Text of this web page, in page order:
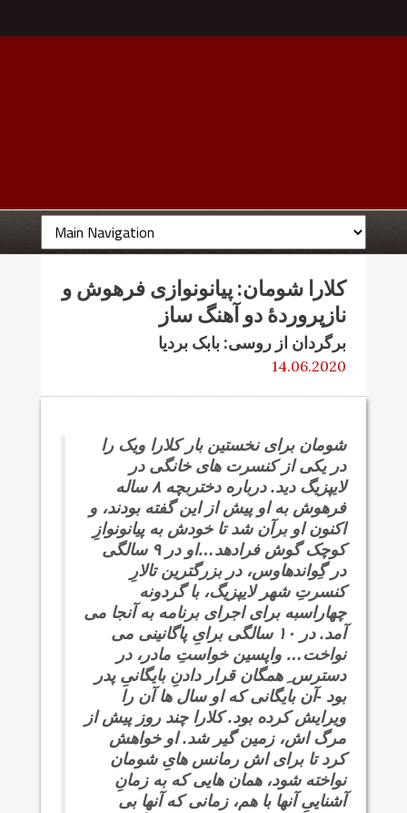
کلارا شومان: پیانونوازی فرهوش و
نازپروردۀ دو آهنگ ساز
برگردان از روسی: بابک بردیا
14.06.2020
شومان برای نخستین بار کلارا ویک را
در یکی از کنسرت های خانگی در
لایپزیگ دید. درباره دختربچه ۸ ساله
فرهوش به او پیش از این گفته بودند، و
اکنون او برآن شد تا خودش به پیانونوازِ
کوچک گوش فرادهد…او در ۹ سالگی
در گِواندهاوس، در بزرگترین تالارِ
کنسرتِ شهر لایپزیگ، با گردونه
چهاراسبه برای اجرای برنامه به آنجا می
آمد. در ۱۰ سالگی برایِ پاگانینی می
نواخت… واپسین خواستِ مادر، در
دسترس ِ همگان قرار دادنِ بایگانیِ پدر
بود -آن بایگانی که او سال ها آن را
ویرایش کرده بود. کلارا چند روز پیش از
مرگ اش، زمین گیر شد. او خواهش
کرد تا برای اش رمانس هایِ شومان
نواخته شود، همان هایی که به زمانِ
آشناییِ آنها با هم، زمانی که آنها بی